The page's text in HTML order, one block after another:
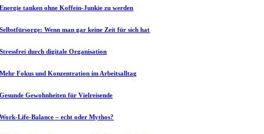
Energie tanken ohne Koffein-Junkie zu werden
Selbstfürsorge: Wenn man gar keine Zeit für sich hat
Stressfrei durch digitale Organisation
Mehr Fokus und Konzentration im Arbeitsalltag
Gesunde Gewohnheiten für Vielreisende
Work-Life-Balance – echt oder Mythos?